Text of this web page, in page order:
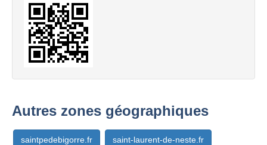
Autres zones géographiques
saintpedebigorre.fr saint-laurent-de-neste.fr